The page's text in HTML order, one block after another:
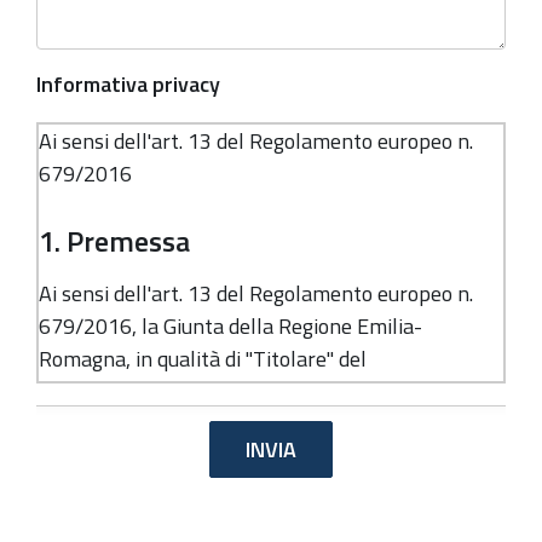
Informativa privacy
Ai sensi dell'art. 13 del Regolamento europeo n.
679/2016
1. Premessa
Ai sensi dell'art. 13 del Regolamento europeo n.
679/2016, la Giunta della Regione Emilia-
Romagna, in qualità di "Titolare" del
trattamento, è tenuta a fornirle informazioni in
merito all'utilizzo dei suoi dati personali.
2. Identità e dati di contatto del